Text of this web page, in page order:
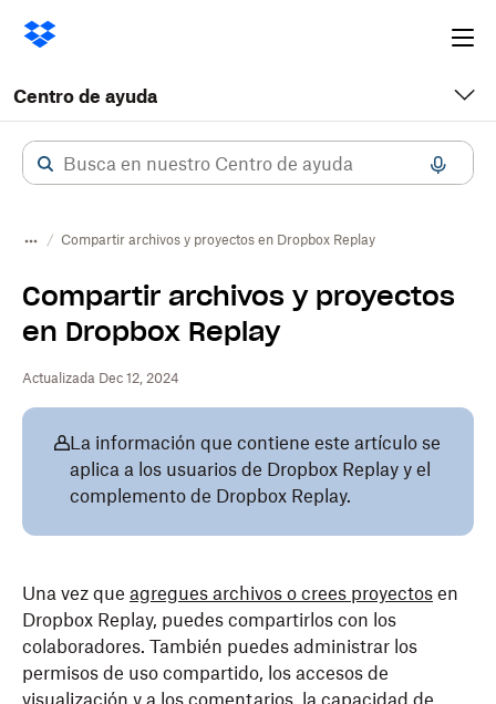
Centro de ayuda
Compartir archivos y proyectos en Dropbox Replay
Compartir archivos y proyectos
en Dropbox Replay
Actualizada Dec 12, 2024
La información que contiene este artículo se
aplica a los usuarios de Dropbox Replay y el
complemento de Dropbox Replay.
Una vez que agregues archivos o crees proyectos en
Dropbox Replay, puedes compartirlos con los
colaboradores. También puedes administrar los
permisos de uso compartido, los accesos de
visualización y a los comentarios, la capacidad de